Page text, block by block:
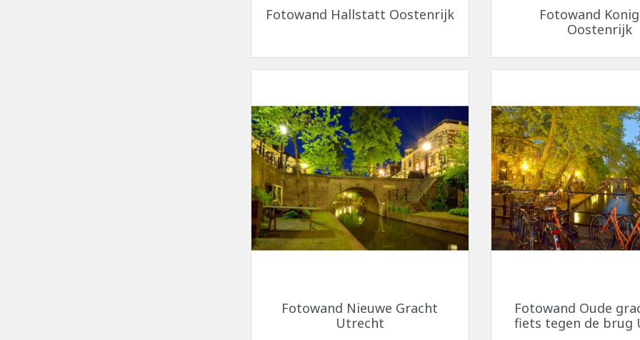
 Snel bekijken
Fotowand Hallstatt Oostenrijk Snel bekijken
Fotowand
Oostenrijk
Snel bekijken
Fotowand Nieuwe Gracht
Utrecht
Snel bekijken
Fotowand Oude
fiets tegen de brug